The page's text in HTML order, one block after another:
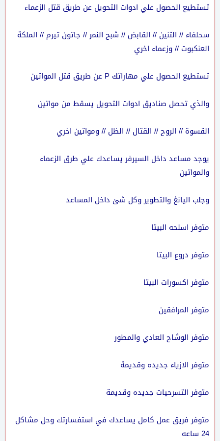
تستطيع الحصول علي ادوات التحويل عن طريق قتل الزعماء
سحلفاء // التنين // القابض // شبح النمر // جاتون تيرم // الملكة
العنكبوت // وزعماء اخري
تستطيع الحصول علي مهاراتك P عن طريق قتل المواتين
والذي تحصل صناديق ادوات التحويل يسقط من مواتين
القسوة // الروح // القتال // الظل // ومواتين اخري
يوجد مساعد داخل السيرفر يساعدك علي طرق الزعماء
والمواتين
وجلب اليانغ والتطوير وكل شئ داخل المساعد
متوفر اسلحه البيتا
متوفر دروع البيتا
متوفر اكسورات البيتا
متوفر المرافقين
متوفر الوشاح العادي والمطور
متوفر الازياء جديده وقديمة
متوفر التسرحيات جديده وقديمة
متوفر فريق عمل كامل يساعدك في استفسارتك وحل مشاكل
24 ساعه